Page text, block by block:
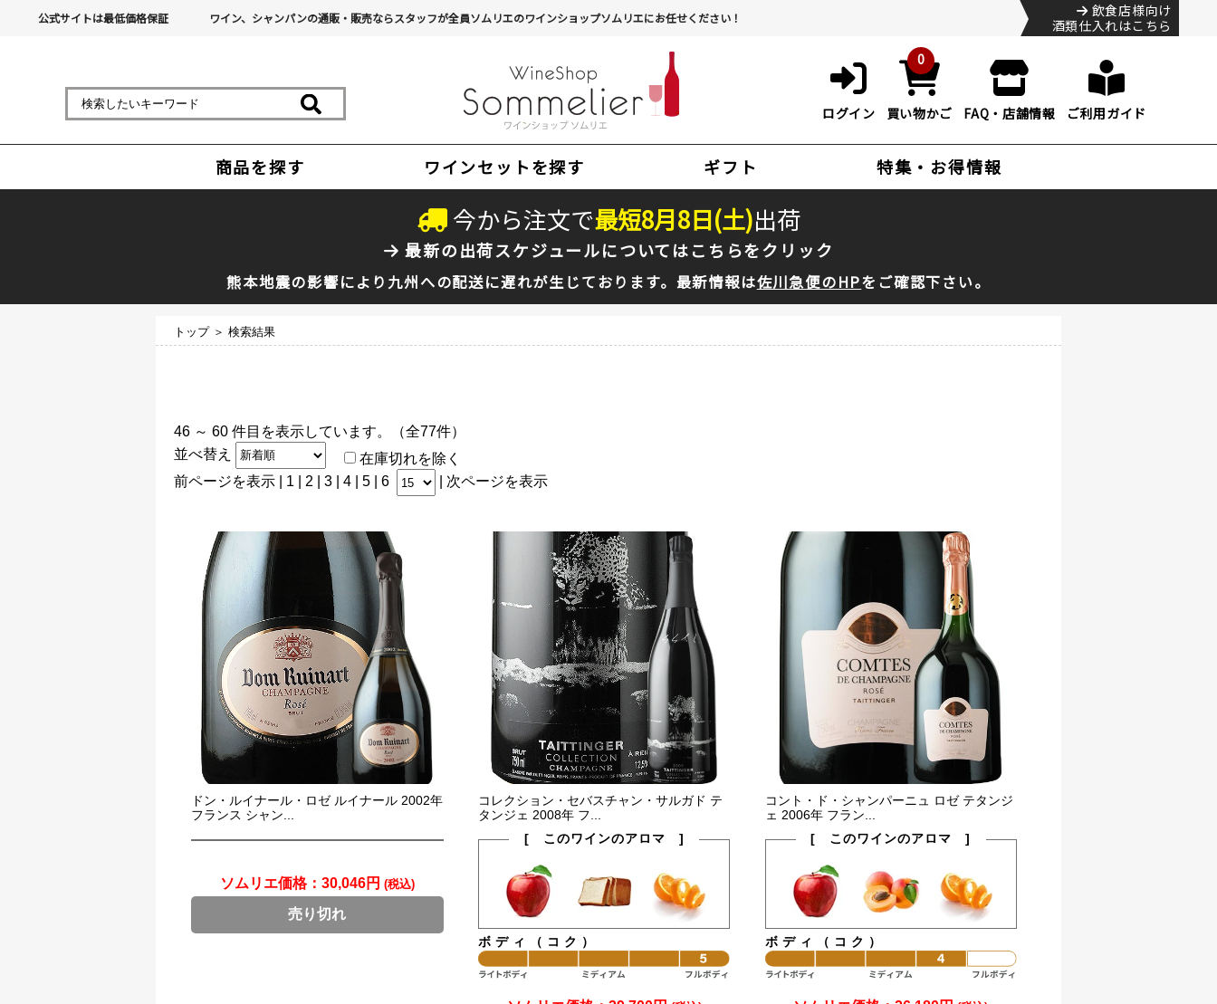
公式サイトは最低価格保証 ワイン、シャンパンの通販・販売ならスタッフが全員ソムリエのワインショップソムリエにお任せください！
飲食店様向け
酒類仕入れはこちら
ログイン
0
買い物かご FAQ・店舗情報 ご利用ガイド
商品を探す ワインセットを探す ギフト 特集・お得情報
今から注文で最短8月8日(土)出荷
最新の出荷スケジュールについてはこちらをクリック
熊本地震の影響により九州への配送に遅れが生じております。最新情報は佐川急便のHPをご確認下さい。
トップ ＞ 検索結果
46 ～ 60 件目を表示しています。（全77件）
並べ替え
在庫切れを除く
前ページを表示
1 2 3 | 4 | 5 6 次ページを表示
ドン・ルイナール・ロゼ ルイナール 2002年
フランス シャン...
ソムリエ価格： 30,046円 (税込)
売り切れ
コレクション・セバスチャン・サルガド テ
タンジェ 2008年 フ...
[ このワインのアロマ ]
ボディ（コク）
コント・ド・シャンパーニュ ロゼ テタンジ
ェ 2006年 フラン...
[ このワインのアロマ ]
ボディ（コク）